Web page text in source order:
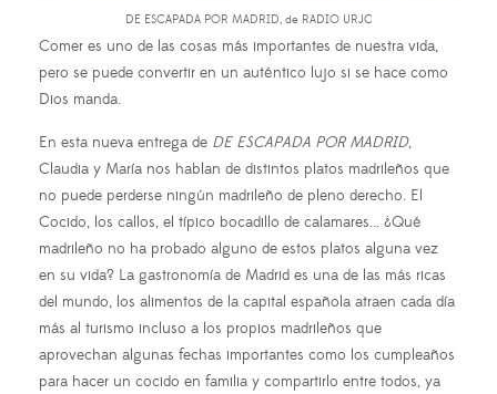
DE ESCAPADA POR MADRID, de RADIO URJC
Comer es uno de las cosas más importantes de nuestra vida,
pero se puede convertir en un auténtico lujo si se hace como
Dios manda.
En esta nueva entrega de DE ESCAPADA POR MADRID,
Claudia y María nos hablan de distintos platos madrileños que
no puede perderse ningún madrileño de pleno derecho. El
Cocido, los callos, el típico bocadillo de calamares... ¿Qué
madrileño no ha probado alguno de estos platos alguna vez
en su vida? La gastronomía de Madrid es una de las más ricas
del mundo, los alimentos de la capital española atraen cada día
más al turismo incluso a los propios madrileños que
aprovechan algunas fechas importantes como los cumpleaños
para hacer un cocido en familia y compartirlo entre todos, ya